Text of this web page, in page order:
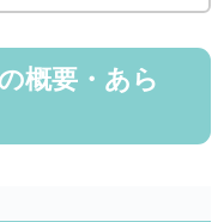
概要・あら